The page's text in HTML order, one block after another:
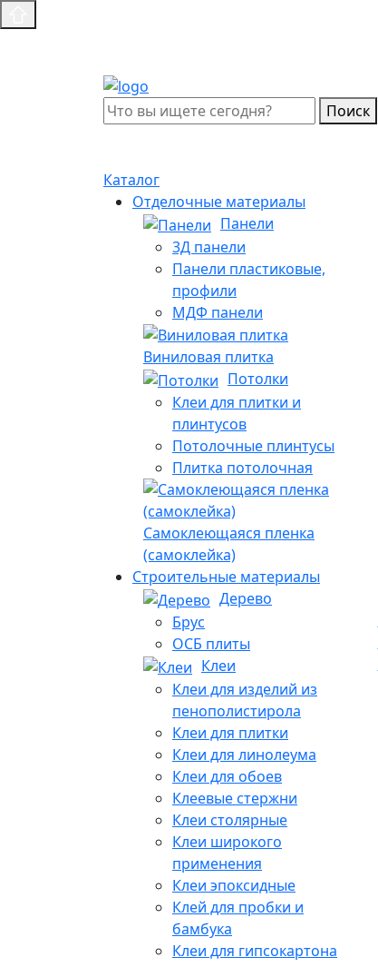
Поиск
Каталог
Отделочные материалы
Панели
3Д панели
Панели пластиковые,
профили
МДФ панели
Виниловая плитка
Потолки
Клеи для плитки и
плинтусов
Потолочные плинтусы
Плитка потолочная
Самоклеющаяся пленка
(самоклейка)
Строительные материалы
Дерево
Брус
ОСБ плиты
Клеи
Клеи для изделий из
пенополистирола
Клеи для плитки
Клеи для линолеума
Клеи для обоев
Клеевые стержни
Клеи столярные
Клеи широкого
применения
Клеи эпоксидные
Клей для пробки и
бамбука
Клеи для гипсокартона